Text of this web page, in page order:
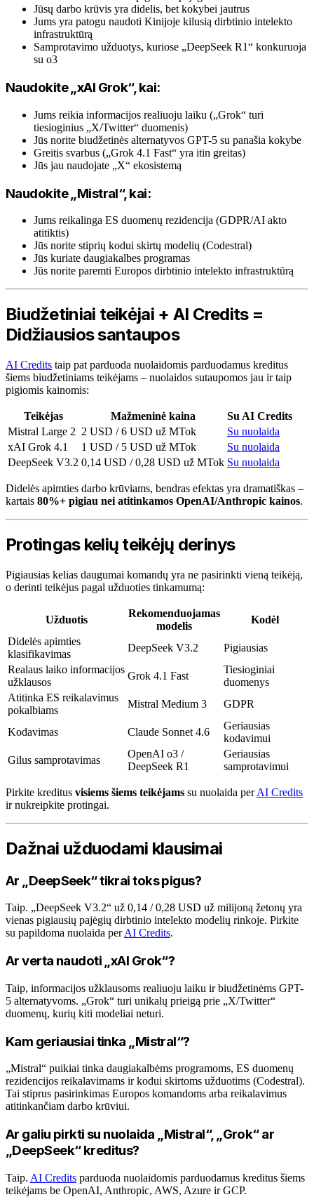
Jūsų darbo krūvis yra didelis, bet kokybei jautrus
Jums yra patogu naudoti Kinijoje kilusią dirbtinio intelekto
infrastruktūrą
Samprotavimo užduotys, kuriose „DeepSeek R1“ konkuruoja
su o3
Naudokite „xAI Grok“, kai:
Jums reikia informacijos realiuoju laiku („Grok“ turi
tiesioginius „X/Twitter“ duomenis)
Jūs norite biudžetinės alternatyvos GPT-5 su panašia kokybe
Greitis svarbus („Grok 4.1 Fast“ yra itin greitas)
Jūs jau naudojate „X“ ekosistemą
Naudokite „Mistral“, kai:
Jums reikalinga ES duomenų rezidencija (GDPR/AI akto
atitiktis)
Jūs norite stiprių kodui skirtų modelių (Codestral)
Jūs kuriate daugiakalbes programas
Jūs norite paremti Europos dirbtinio intelekto infrastruktūrą
Biudžetiniai teikėjai + AI Credits =
Didžiausios santaupos
AI Credits taip pat parduoda nuolaidomis parduodamus kreditus
šiems biudžetiniams teikėjams – nuolaidos sutaupomos jau ir taip
pigiomis kainomis:
Teikėjas Mažmeninė kaina
Su AI Credits
Mistral Large 2 2 USD / 6 USD už MTok
Su nuolaida
xAI Grok 4.1
1 USD / 5 USD už MTok
Su nuolaida
DeepSeek V3.2 0,14 USD / 0,28 USD už MTok Su nuolaida
Didelės apimties darbo krūviams, bendras efektas yra dramatiškas –
kartais 80%+ pigiau nei atitinkamos OpenAI/Anthropic kainos.
Protingas kelių teikėjų derinys
Pigiausias kelias daugumai komandų yra ne pasirinkti vieną teikėją,
o derinti teikėjus pagal užduoties tinkamumą:
Užduotis
Rekomenduojamas
modelis
Kodėl
Didelės apimties
klasifikavimas
DeepSeek V3.2
Pigiausias
Realaus laiko informacijos
užklausos
Grok 4.1 Fast
Tiesioginiai
duomenys
Atitinka ES reikalavimus
pokalbiams
Mistral Medium 3 GDPR
Kodavimas Claude Sonnet 4.6
Geriausias
kodavimui
Gilus samprotavimas
OpenAI o3 /
DeepSeek R1
Geriausias
samprotavimui
Pirkite kreditus visiems šiems teikėjams su nuolaida perAI Credits
ir nukreipkite protingai.
Dažnai užduodami klausimai
Ar „DeepSeek“ tikrai toks pigus?
Taip. „DeepSeek V3.2“ už 0,14 / 0,28 USD už milijoną žetonų yra
vienas pigiausių pajėgių dirbtinio intelekto modelių rinkoje. Pirkite
su papildoma nuolaida perAI Credits.
Ar verta naudoti „xAI Grok“?
Taip, informacijos užklausoms realiuoju laiku ir biudžetinėms GPT-
5 alternatyvoms. „Grok“ turi unikalų prieigą prie „X/Twitter“
duomenų, kurių kiti modeliai neturi.
Kam geriausiai tinka „Mistral“?
„Mistral“ puikiai tinka daugiakalbėms programoms, ES duomenų
rezidencijos reikalavimams ir kodui skirtoms užduotims (Codestral).
Tai stiprus pasirinkimas Europos komandoms arba reikalavimus
atitinkančiam darbo krūviui.
Ar galiu pirkti su nuolaida „Mistral“, „Grok“ ar
„DeepSeek“ kreditus?
Taip. AI Credits parduoda nuolaidomis parduodamus kreditus šiems
teikėjams be OpenAI, Anthropic, AWS, Azure ir GCP.